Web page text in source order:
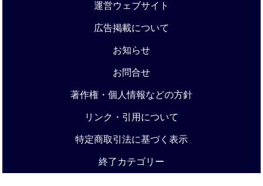
運営ウェブサイト
広告掲載について
お知らせ
お問合せ
著作権・個人情報などの方針
リンク・引用について
特定商取引法に基づく表示
終了カテゴリー